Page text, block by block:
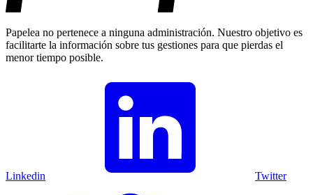
Papelea no pertenece a ninguna administración. Nuestro objetivo es
facilitarte la información sobre tus gestiones para que pierdas el
menor tiempo posible.
Linkedin Twitter